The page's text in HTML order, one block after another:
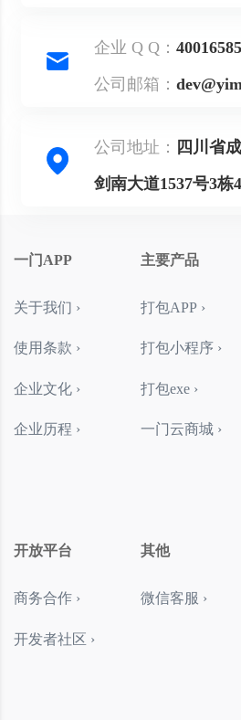
企业 Q Q：
公司邮箱：
公司地址： 四川省
剑南大道1537号3栋
一门APP
关于我们 ›
使用条款 ›
企业文化 ›
企业历程 ›
主要产品
打包APP ›
打包小程序 ›
打包exe ›
一门云商城 ›
开放平台
商务合作 ›
开发者社区 ›
其他
微信客服 ›